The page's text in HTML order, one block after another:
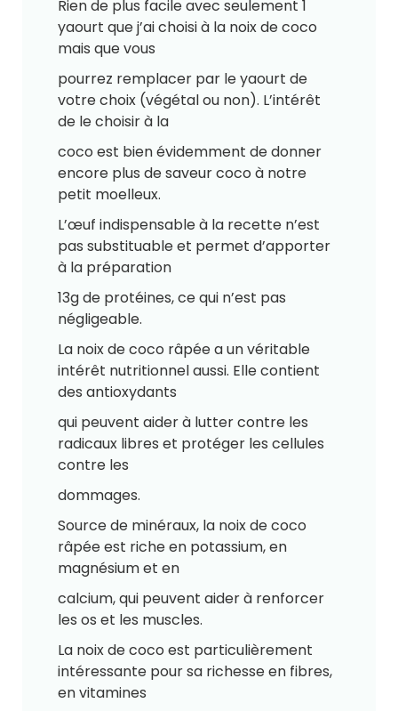
Rien de plus facile avec seulement 1
yaourt que j’ai choisi à la noix de coco
mais que vous
pourrez remplacer par le yaourt de
votre choix (végétal ou non). L’intérêt
de le choisir à la
coco est bien évidemment de donner
encore plus de saveur coco à notre
petit moelleux.
L’œuf indispensable à la recette n’est
pas substituable et permet d’apporter
à la préparation
13g de protéines, ce qui n’est pas
négligeable.
La noix de coco râpée a un véritable
intérêt nutritionnel aussi. Elle contient
des antioxydants
qui peuvent aider à lutter contre les
radicaux libres et protéger les cellules
contre les
dommages.
Source de minéraux, la noix de coco
râpée est riche en potassium, en
magnésium et en
calcium, qui peuvent aider à renforcer
les os et les muscles.
La noix de coco est particulièrement
intéressante pour sa richesse en fibres,
en vitamines